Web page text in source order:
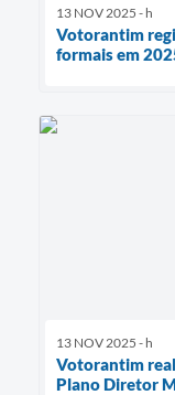
13 NOV 2025 - h
Votorantim
formais em
13 NOV 2025 - h
Votorantim
Plano Diretor